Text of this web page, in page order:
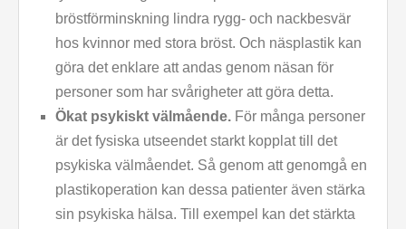
bröstförminskning lindra rygg- och nackbesvär
hos kvinnor med stora bröst. Och näsplastik kan
göra det enklare att andas genom näsan för
personer som har svårigheter att göra detta.
Ökat psykiskt välmående. För många personer
är det fysiska utseendet starkt kopplat till det
psykiska välmåendet. Så genom att genomgå en
plastikoperation kan dessa patienter även stärka
sin psykiska hälsa. Till exempel kan det stärkta